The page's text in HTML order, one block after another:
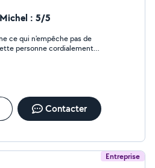
: 5/5
ce qui n'empêche pas de
personne cordialement
Contacter
Entreprise